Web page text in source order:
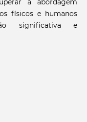
a abordagem
físicos e humanos
significativa e